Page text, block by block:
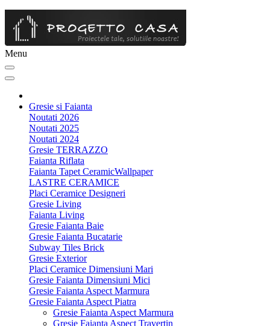
Menu
Gresie si Faianta
Noutati 2026
Noutati 2025
Noutati 2024
Gresie TERRAZZO
Faianta Riflata
Faianta Tapet CeramicWallpaper
LASTRE CERAMICE
Placi Ceramice Designeri
Gresie Living
Faianta Living
Gresie Faianta Baie
Gresie Faianta Bucatarie
Subway Tiles Brick
Gresie Exterior
Placi Ceramice Dimensiuni Mari
Gresie Faianta Dimensiuni Mici
Gresie Faianta Aspect Marmura
Gresie Faianta Aspect Piatra
Gresie Faianta Aspect Marmura
Gresie Faianta Aspect Travertin